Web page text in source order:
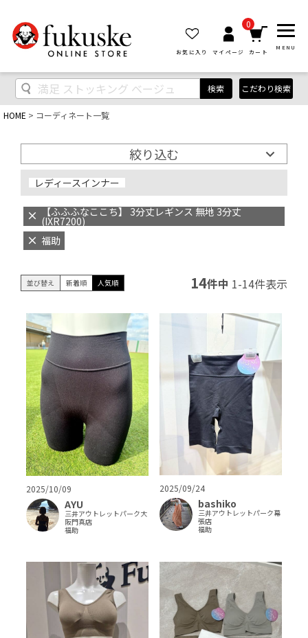
お気に入り マイページ
0
カート
MENU
検索 こだわり検索
HOME コーディネート一覧
絞り込む
レディースインナー
【ふふふなここち】 3分丈レギンス 無地 3分丈
(IXR7200)
福助
並び替え 新着順 人気順 14件中 1-14件表示
2025/10/09
AYU
三井アウトレットパーク大
阪門真店
福助
2025/09/24
bashiko
三井アウトレットパーク幕
張店
福助